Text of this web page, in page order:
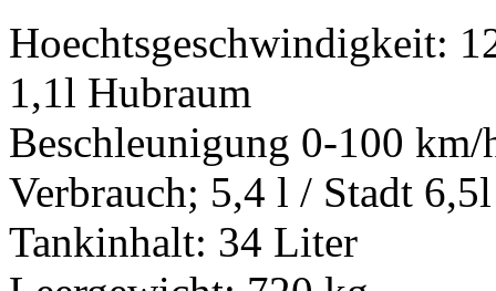
Hoechtsgeschwindigkeit:
1,1l Hubraum
Beschleunigung 0-100
Verbrauch; 5,4 l / Stadt
Tankinhalt: 34 Liter